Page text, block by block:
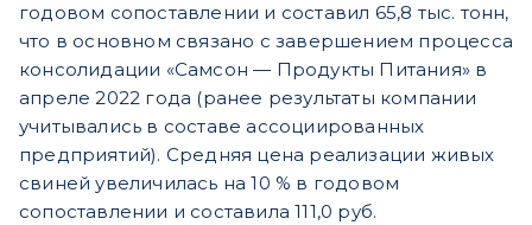
годовом сопоставлении и составил 65,8 тыс. тонн,
что в основном связано с завершением процесса
консолидации «Самсон — Продукты Питания» в
апреле 2022 года (ранее результаты компании
учитывались в составе ассоциированных
предприятий). Средняя цена реализации живых
свиней увеличилась на 10 % в годовом
сопоставлении и составила 111,0 руб.